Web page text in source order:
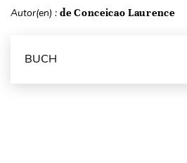
Autor(en) : de Conceicao Laurence
BUCH